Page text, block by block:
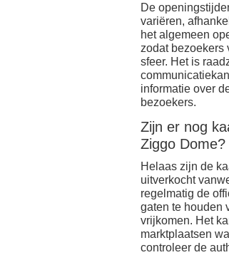
De
variëren,
het algemeen
zodat bezoekers
sfeer. Het is
informatie over
bezoekers.
Zijn er nog
Ziggo Dome?
Helaas zijn de
uitverkocht
regelmatig de
gaten te houden
vrijkomen. Het
marktplaatsen
controleer de